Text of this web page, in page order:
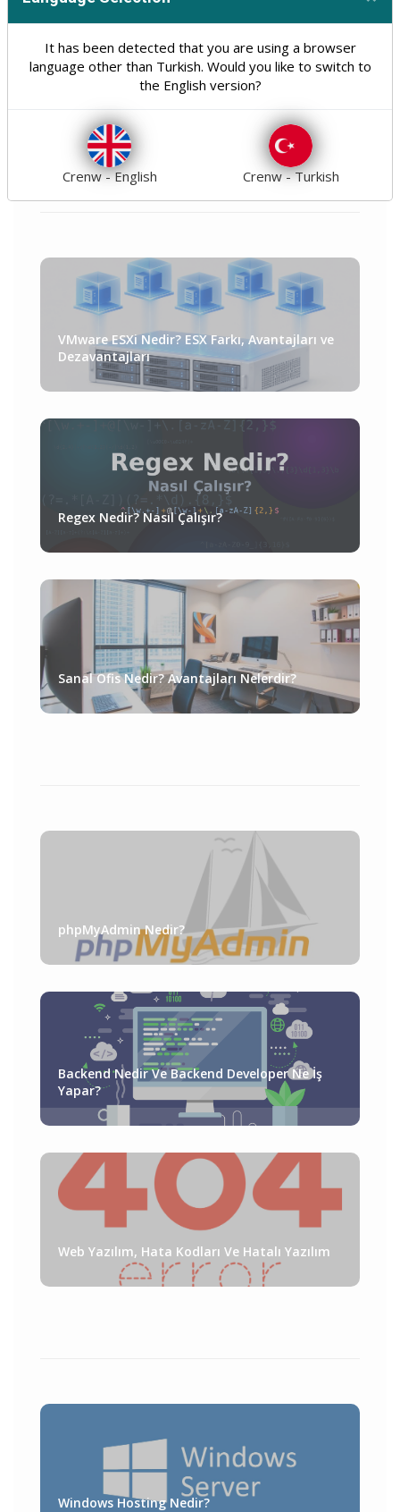
Optimizasyon Seo 10
Teknoloji 31
VMware ESXi Nedir? ESX Farkı, Avantajları ve
Dezavantajları
Regex Nedir? Nasıl Çalışır?
Sanal Ofis Nedir? Avantajları Nelerdir?
phpMyAdmin Nedir?
Backend Nedir Ve Backend Developer Ne İş
Yapar?
Web Yazılım, Hata Kodları Ve Hatalı Yazılım
Windows Hosting Nedir?
It has been detected that you are using a browser
language other than Turkish. Would you like to switch to
the English version?
Crenw - English Crenw - Turkish